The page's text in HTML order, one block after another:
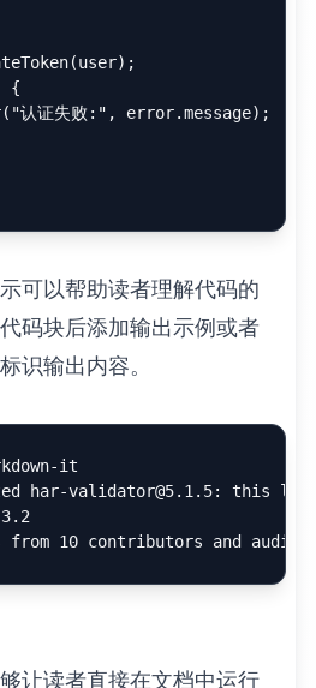
的重要组成部分，但在文
了，解释代码的关键逻辑
作。好的注释能够帮助读
而不仅仅是实现方式。
多种方式实现。最简单的
加描述性文字，更高级的
的代码块语法。